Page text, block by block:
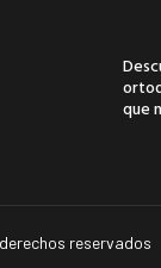
que
reservados